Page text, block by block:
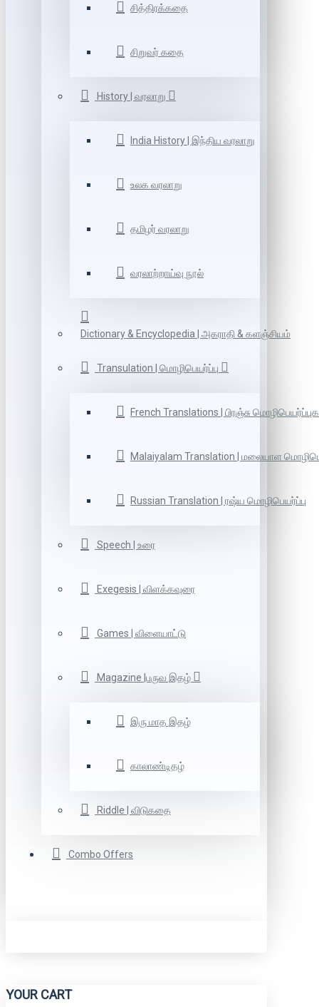
சித்திரக்கதை
சிறுவர் கதை
History | வரலாறு
India History | இந்திய வரலாறு
உலக வரலாறு
தமிழர் வரலாறு
வரலாற்றாய்வு நூல்
Dictionary & Encyclopedia | அகராதி & களஞ்சியம்
Transulation | மொழிபெயர்ப்பு
French Translations | பிரஞ்சு
Malaiyalam Translation | மலையாள
Russian Translation | ரஷ்ய மொழிபெயர்ப்பு
Speech | உரை
Exegesis | விளக்கவுரை
Games | விளையாட்டு
Magazine |பருவ இதழ்
இரு மாத இதழ்
காலாண்டிதழ்
Riddle | விடுகதை
Combo Offers
YOUR CART